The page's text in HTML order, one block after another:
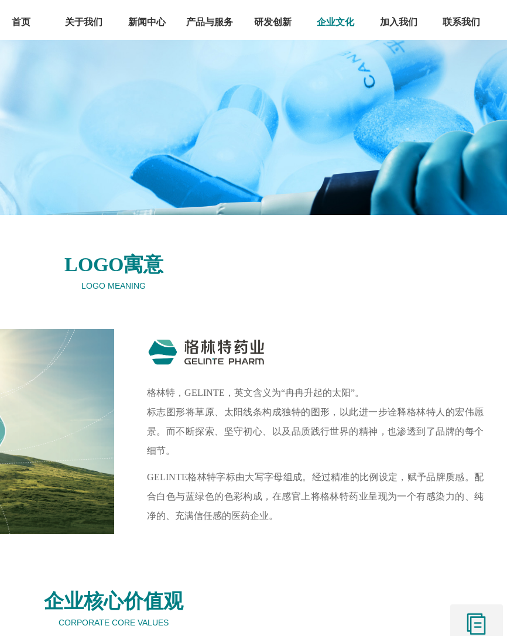
首页 关于我们 新闻中心 产品与服务 研发创新 企业文化 加入我们 联系我们
LOGO寓意
LOGO MEANING
格林特，GELINTE，英文含义为“冉冉升起的太阳”。
标志图形将草原、太阳线条构成独特的图形，以此进一步诠释格林特人的宏伟愿
景。而不断探索、坚守初心、以及品质践行世界的精神，也渗透到了品牌的每个
细节。
GELINTE格林特字标由大写字母组成。经过精准的比例设定，赋予品牌质感。配
合白色与蓝绿色的色彩构成，在感官上将格林特药业呈现为一个有感染力的、纯
净的、充满信任感的医药企业。
企业核心价值观
CORPORATE CORE VALUES